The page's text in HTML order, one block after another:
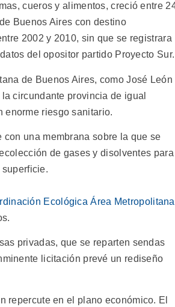
cueros y alimentos, creció entre
Buenos Aires con destino
2002 y 2010, sin que se registrara
del opositor partido Proyecto Sur.
de Buenos Aires, como José León
circundante provincia de igual
enorme riesgo sanitario.
una membrana sobre la que se
de gases y disolventes para
Ecológica Área Metropolitana
privadas, que se reparten sendas
licitación prevé un rediseño
repercute en el plano económico. El